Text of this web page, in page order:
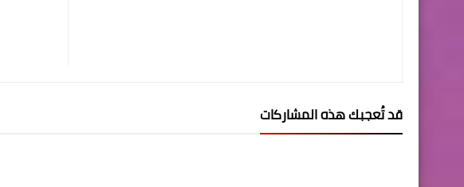
قد تُعجبك هذه المشاركات